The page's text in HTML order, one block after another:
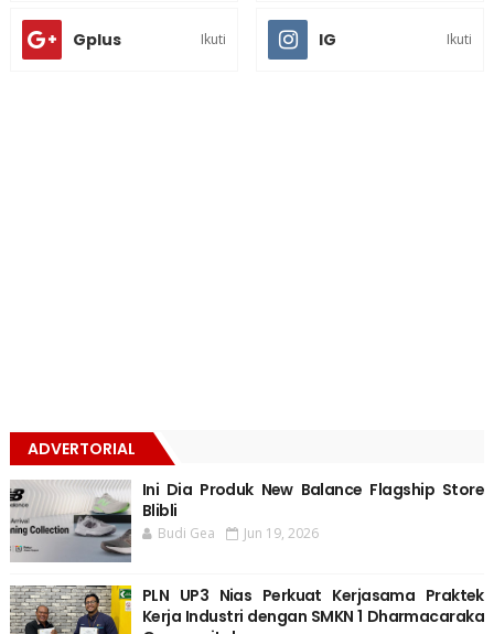
Gplus Ikuti IG Ikuti
ADVERTORIAL
Ini Dia Produk New Balance Flagship Store
Blibli
Budi Gea Jun 19, 2026
PLN UP3 Nias Perkuat Kerjasama Praktek
Kerja Industri dengan SMKN 1 Dharmacaraka